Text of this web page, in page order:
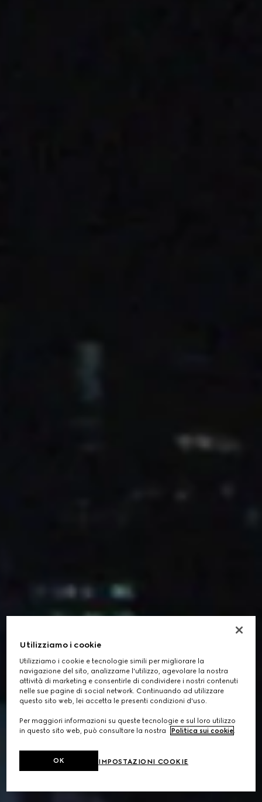
Utilizziamo i cookie
Utilizziamo i cookie e tecnologie simili per migliorare la
navigazione del sito, analizzarne l'utilizzo, agevolare la nostra
attività di marketing e consentirle di condividere i nostri contenuti
nelle sue pagine di social network. Continuando ad utilizzare
questo sito web, lei accetta le presenti condizioni d'uso.
Per maggiori informazioni su queste tecnologie e sul loro utilizzo
in questo sito web, può consultare la nostra
Politica sui cookie
IMPOSTAZIONI COOKIE
OK